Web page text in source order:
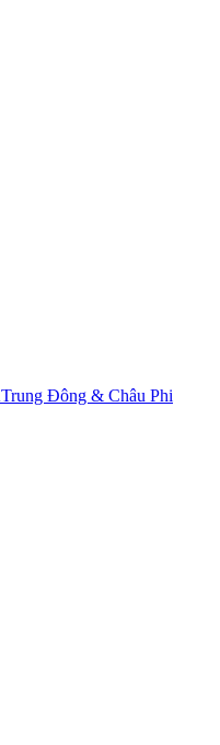
Trung Đông & Châu Phi